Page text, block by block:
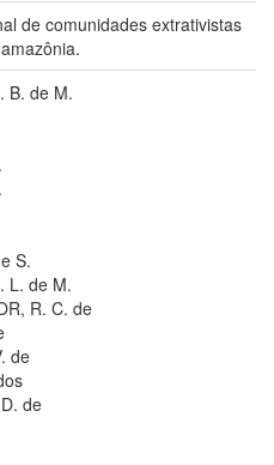
de comunidades extrativistas
B. de M.
S.
L. de M.
R. C. de
de
de